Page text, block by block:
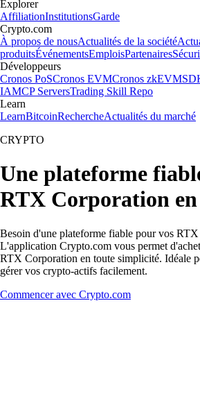
Explorer
AffiliationInstitutionsGarde
Crypto.com
À propos de nousActualités de la société
produitsÉvénementsEmploisPartenaires
Développeurs
Cronos PoSCronos EVMCronos zkEVM
IAMCP ServersTrading Skill Repo
Learn
LearnBitcoinRechercheActualités du marché
CRYPTO
Une plateforme
RTX Corporation
Besoin d'une plateforme fiable pour vos
L'application Crypto.com vous permet
RTX Corporation en toute simplicité. Idéale
gérer vos crypto-actifs facilement.
Commencer avec Crypto.com